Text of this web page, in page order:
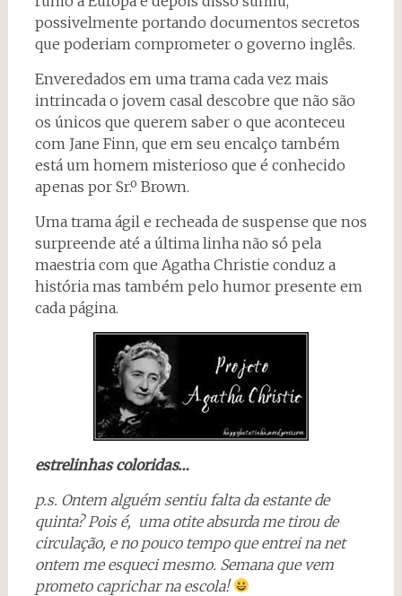
possivelmente portando documentos secretos
que poderiam comprometer o governo inglês.
Enveredados em uma trama cada vez mais
intrincada o jovem casal descobre que não são
os únicos que querem saber o que aconteceu
com Jane Finn, que em seu encalço também
está um homem misterioso que é conhecido
apenas por Sr.º Brown.
Uma trama ágil e recheada de suspense que nos
surpreende até a última linha não só pela
maestria com que Agatha Christie conduz a
história mas também pelo humor presente em
cada página.
estrelinhas coloridas…
p.s. Ontem alguém sentiu falta da estante de
quinta? Pois é, uma otite absurda me tirou de
circulação, e no pouco tempo que entrei na net
ontem me esqueci mesmo. Semana que vem
prometo caprichar na escola!